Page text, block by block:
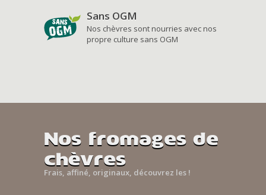
Sans OGM
Nos chèvres sont nourries avec nos
propre culture sans OGM
Nos fromages de
chèvres
Frais, affiné, originaux, découvrez les !